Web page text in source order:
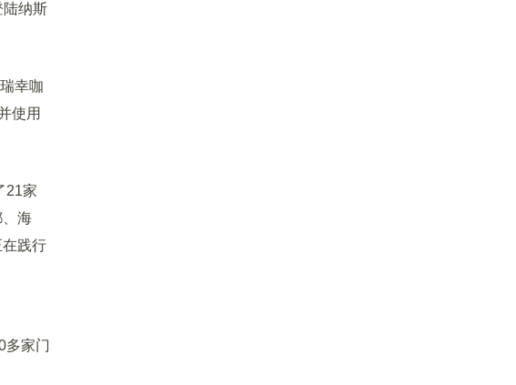
陆纳斯
幸咖
使用
21家
海
践行
家门